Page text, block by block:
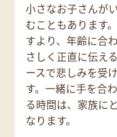
小さなお子さんが
むこともあります
すより、年齢に合
さしく正直に伝え
ースで悲しみを受
す。一緒に手を合
る時間は、家族に
なります。